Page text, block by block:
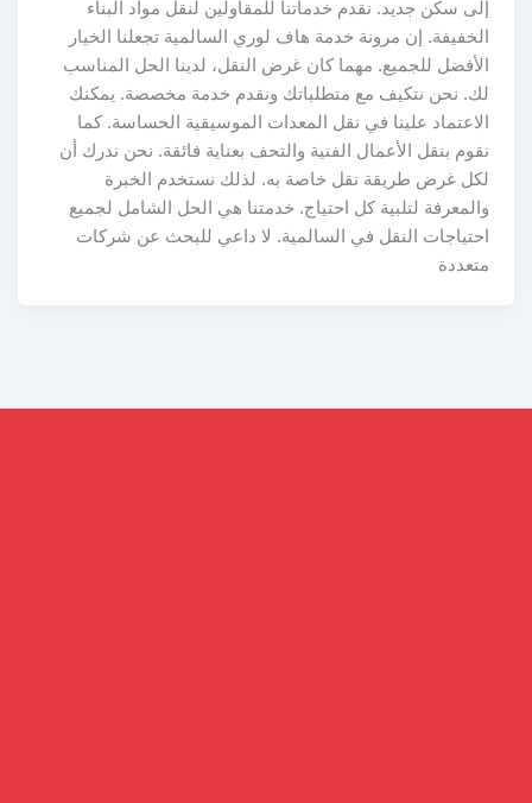
إلى سكن جديد. نقدم خدماتنا للمقاولين لنقل مواد البناء
الخفيفة. إن مرونة خدمة هاف لوري السالمية تجعلنا الخيار
الأفضل للجميع. مهما كان غرض النقل، لدينا الحل المناسب
لك. نحن نتكيف مع متطلباتك ونقدم خدمة مخصصة. يمكنك
الاعتماد علينا في نقل المعدات الموسيقية الحساسة. كما
نقوم بنقل الأعمال الفنية والتحف بعناية فائقة. نحن ندرك أن
لكل غرض طريقة نقل خاصة به. لذلك نستخدم الخبرة
والمعرفة لتلبية كل احتياج. خدمتنا هي الحل الشامل لجميع
احتياجات النقل في السالمية. لا داعي للبحث عن شركات
متعددة